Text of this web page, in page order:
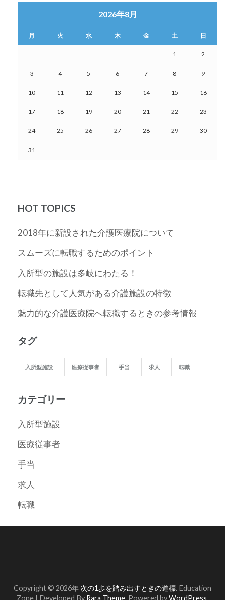
2026年8月
月 火 水 木 金 土 日
1 2
3 4 5 6 7 8 9
10 11 12 13 14 15 16
17 18 19 20 21 22 23
24 25 26 27 28 29 30
31
HOT TOPICS
2018年に新設された介護医療院について
スムーズに転職するためのポイント
入所型の施設は多岐にわたる！
転職先として人気がある介護施設の特徴
魅力的な介護医療院へ転職するときの参考情報
タグ
入所型施設 医療従事者 手当 求人 転職
カテゴリー
入所型施設
医療従事者
手当
求人
転職
Copyright © 2026年 次の1歩を踏み出すときの道標. Education
Zone | Developed By Rara Theme . Powered byWordPress